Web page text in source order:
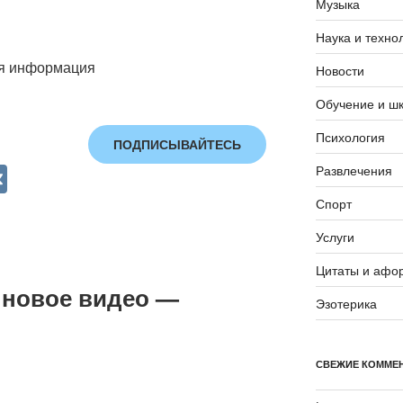
информация
ПОДПИСЫВАЙТЕСЬ
видео —
Наука и
Новости
Обучение и
Психология
Развлечения
Спорт
Услуги
Цитаты и
Эзотерика
СВЕЖИЕ